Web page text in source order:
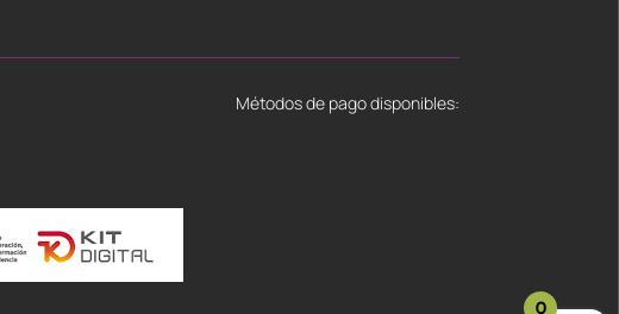
Métodos de pago disponibles:
0